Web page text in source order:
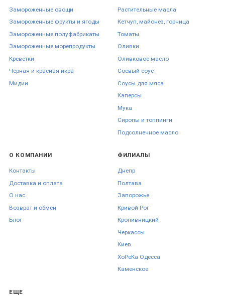
Замороженные овощи
Замороженные фрукты и ягоды
Замороженные полуфабрикаты
Замороженные морепродукты
Креветки
Черная и красная икра
Мидии
Растительные масла
Кетчуп, майонез, горчица
Томаты
Оливки
Оливковое масло
Соевый соус
Соусы для мяса
Каперсы
Мука
Сиропы и топпинги
Подсолнечное масло
О КОМПАНИИ
Контакты
Доставка и оплата
О нас
Возврат и обмен
Блог
ФИЛИАЛЫ
Днепр
Полтава
Запорожье
Кривой Рог
Кропивницкий
Черкаcсы
Киев
ХоРеКа Одесса
Каменское
ЕЩЕ